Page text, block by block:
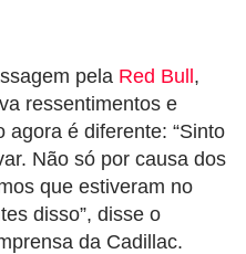
pela Red Bull,
ressentimentos e
é diferente: “Sinto
Não só por causa dos
que estiveram no
disso”, disse o
da Cadillac.